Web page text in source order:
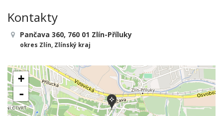
Kontakty
Pančava 360, 760 01 Zlín-Příluky
okres Zlín, Zlínský kraj
+
-